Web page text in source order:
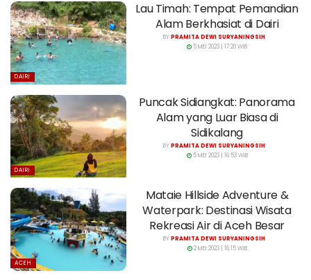
DAIRI
Lau Timah: Tempat Pemandian
Alam Berkhasiat di Dairi
BYPRAMITA DEWI SURYANINGSIH
5 MEI 2023 | 17:20 WIB
DAIRI
Puncak Sidiangkat: Panorama
Alam yang Luar Biasa di
Sidikalang
BYPRAMITA DEWI SURYANINGSIH
5 MEI 2023 | 16:53 WIB
ACEH
Mataie Hillside Adventure &
Waterpark: Destinasi Wisata
Rekreasi Air di Aceh Besar
BYPRAMITA DEWI SURYANINGSIH
2 MEI 2023 | 16:15 WIB